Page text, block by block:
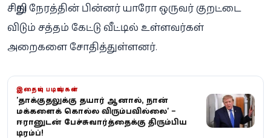
சிறிது நேரத்தின் பின்னர் யாரோ ஒருவர் குறட்டை
விடும் சத்தம் கேட்டு வீட்டில் உள்ளவர்கள்
அறைகளை சோதித்துள்ளனர்.
இதையும் படியுங்கள்
'தாக்குதலுக்கு தயார் ஆனால், நான்
மக்களைக் கொல்ல விரும்பவில்லை' –
ஈரானுடன் பேச்சுவார்த்தைக்கு திரும்பிய
டிரம்ப்!